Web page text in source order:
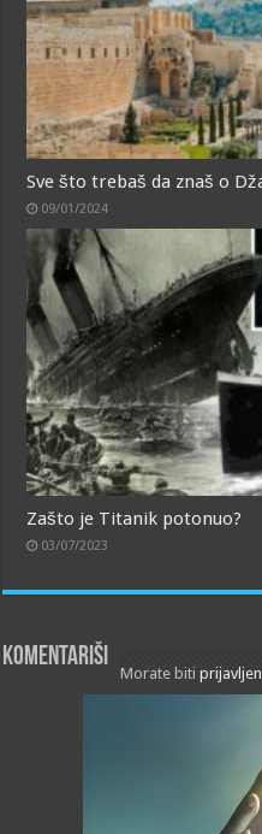
Sve što trebaš da znaš o
09/01/2024
Zašto je Titanik potonuo?
03/07/2023
Komentariši
Morate biti